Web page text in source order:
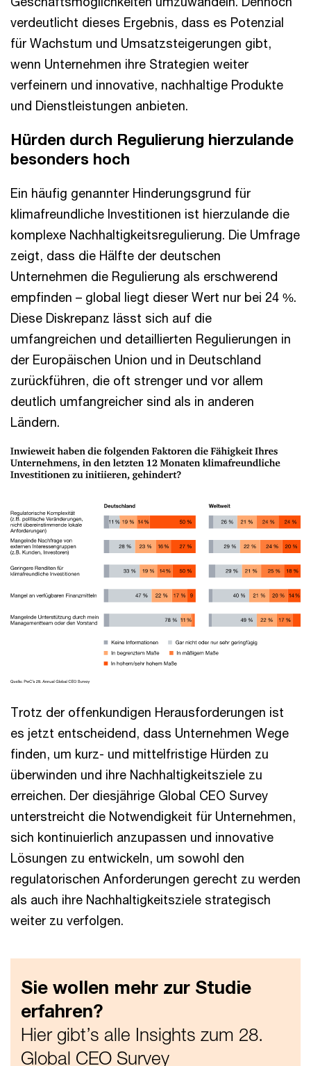
verdeutlicht dieses Ergebnis, dass es Potenzial
für Wachstum und Umsatzsteigerungen gibt,
wenn Unternehmen ihre Strategien weiter
verfeinern und innovative, nachhaltige Produkte
und Dienstleistungen anbieten.
Hürden durch Regulierung hierzulande
besonders hoch
Ein häufig genannter Hinderungsgrund für
klimafreundliche Investitionen ist hierzulande die
komplexe Nachhaltigkeitsregulierung. Die Umfrage
zeigt, dass die Hälfte der deutschen
Unternehmen die Regulierung als erschwerend
empfinden – global liegt dieser Wert nur bei 24 %.
Diese Diskrepanz lässt sich auf die
umfangreichen und detaillierten Regulierungen in
der Europäischen Union und in Deutschland
zurückführen, die oft strenger und vor allem
deutlich umfangreicher sind als in anderen
Ländern.
Trotz der offenkundigen Herausforderungen ist
es jetzt entscheidend, dass Unternehmen Wege
finden, um kurz- und mittelfristige Hürden zu
überwinden und ihre Nachhaltigkeitsziele zu
erreichen. Der diesjährige Global CEO Survey
unterstreicht die Notwendigkeit für Unternehmen,
sich kontinuierlich anzupassen und innovative
Lösungen zu entwickeln, um sowohl den
regulatorischen Anforderungen gerecht zu werden
als auch ihre Nachhaltigkeitsziele strategisch
weiter zu verfolgen.
Sie wollen mehr zur Studie
erfahren?
Hier gibt’s alle Insights zum 28.
Global CEO Survey